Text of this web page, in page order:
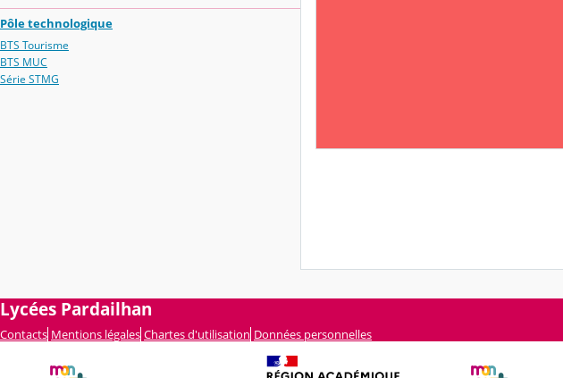
Pôle technologique
BTS Tourisme
BTS MUC
Série STMG
Lycées Pardailhan
Contacts Mentions légales Chartes d'utilisation Données personnelles